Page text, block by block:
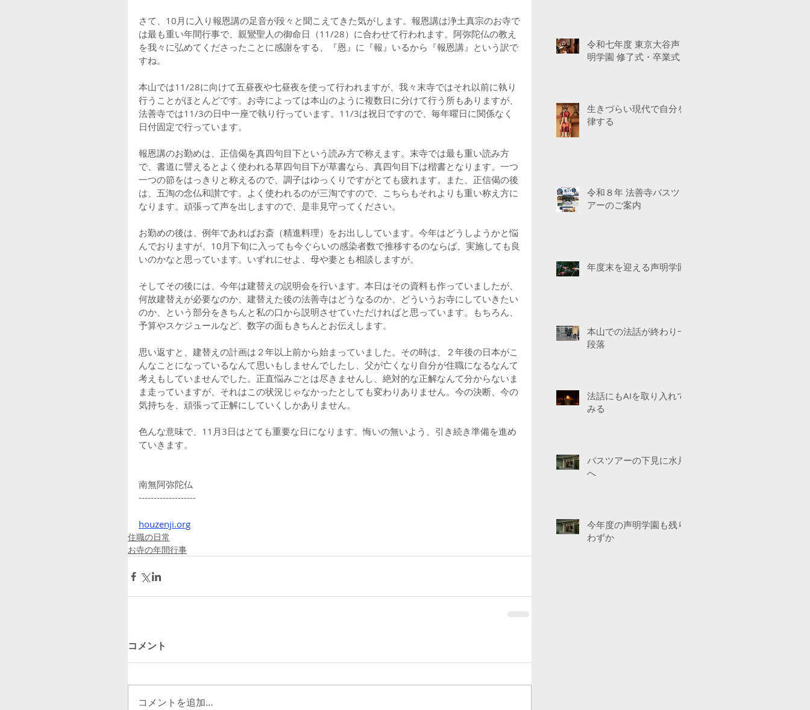
さて、10月に入り報恩講の足音が段々と聞こえてきた気がします。報恩講は浄土真宗のお寺で
は最も重い年間行事で、親鸞聖人の御命日（11/28）に合わせて行われます。阿弥陀仏の教え
を我々に弘めてくださったことに感謝をする、『恩』に『報』いるから『報恩講』という訳で
すね。
本山では11/28に向けて五昼夜や七昼夜を使って行われますが、我々末寺ではそれ以前に執り
行うことがほとんどです。お寺によっては本山のように複数日に分けて行う所もありますが、
法善寺では11/3の日中一座で執り行っています。11/3は祝日ですので、毎年曜日に関係なく
日付固定で行っています。
報恩講のお勤めは、正信偈を真四句目下という読み方で称えます。末寺では最も重い読み方
で、書道に譬えるとよく使われる草四句目下が草書なら、真四句目下は楷書となります。一つ
一つの節をはっきりと称えるので、調子はゆっくりですがとても疲れます。また、正信偈の後
は、五淘の念仏和讃です。よく使われるのが三淘ですので、こちらもそれよりも重い称え方に
なります。頑張って声を出しますので、是非見守ってください。
お勤めの後は、例年であればお斎（精進料理）をお出ししています。今年はどうしようかと悩
んでおりますが、10月下旬に入っても今ぐらいの感染者数で推移するのならば、実施しても良
いのかなと思っています。いずれにせよ、母や妻とも相談しますが。
そしてその後には、今年は建替えの説明会を行います。本日はその資料も作っていましたが、
何故建替えが必要なのか、建替えた後の法善寺はどうなるのか、どういうお寺にしていきたい
のか、という部分をきちんと私の口から説明させていただければと思っています。もちろん、
予算やスケジュールなど、数字の面もきちんとお伝えします。
思い返すと、建替えの計画は２年以上前から始まっていました。その時は、２年後の日本がこ
んなことになっているなんて思いもしませんでしたし、父が亡くなり自分が住職になるなんて
考えもしていませんでした。正直悩みごとは尽きませんし、絶対的な正解なんて分からないま
ま走っていますが、それはこの状況じゃなかったとしても変わりありません。今の決断、今の
気持ちを、頑張って正解にしていくしかありません。
色んな意味で、11月3日はとても重要な日になります。悔いの無いよう、引き続き準備を進め
ていきます。
南無阿弥陀仏
-------------------
houzenji.org
住職の日常
お寺の年間行事
コメント
コメントを追加…
令和七年度 東京大谷声
明学園 修了式・卒業式
生きづらい現代で自分を
律する
令和８年 法善寺バスツ
アーのご案内
年度末を迎える声明学園
本山での法話が終わり一
段落
法話にもAIを取り入れて
みる
バスツアーの下見に水戸
へ
今年度の声明学園も残り
わずか